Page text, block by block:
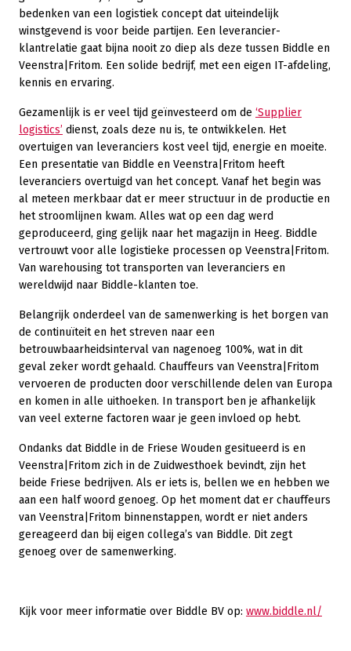
bedenken van een logistiek concept dat uiteindelijk
winstgevend is voor beide partijen. Een leverancier-
klantrelatie gaat bijna nooit zo diep als deze tussen Biddle en
Veenstra|Fritom. Een solide bedrijf, met een eigen IT-afdeling,
kennis en ervaring.
Gezamenlijk is er veel tijd geïnvesteerd om de ‘Supplier
logistics’ dienst, zoals deze nu is, te ontwikkelen. Het
overtuigen van leveranciers kost veel tijd, energie en moeite.
Een presentatie van Biddle en Veenstra|Fritom heeft
leveranciers overtuigd van het concept. Vanaf het begin was
al meteen merkbaar dat er meer structuur in de productie en
het stroomlijnen kwam. Alles wat op een dag werd
geproduceerd, ging gelijk naar het magazijn in Heeg. Biddle
vertrouwt voor alle logistieke processen op Veenstra|Fritom.
Van warehousing tot transporten van leveranciers en
wereldwijd naar Biddle-klanten toe.
Belangrijk onderdeel van de samenwerking is het borgen van
de continuïteit en het streven naar een
betrouwbaarheidsinterval van nagenoeg 100%, wat in dit
geval zeker wordt gehaald. Chauffeurs van Veenstra|Fritom
vervoeren de producten door verschillende delen van Europa
en komen in alle uithoeken. In transport ben je afhankelijk
van veel externe factoren waar je geen invloed op hebt.
Ondanks dat Biddle in de Friese Wouden gesitueerd is en
Veenstra|Fritom zich in de Zuidwesthoek bevindt, zijn het
beide Friese bedrijven. Als er iets is, bellen we en hebben we
aan een half woord genoeg. Op het moment dat er chauffeurs
van Veenstra|Fritom binnenstappen, wordt er niet anders
gereageerd dan bij eigen collega’s van Biddle. Dit zegt
genoeg over de samenwerking.
Kijk voor meer informatie over Biddle BV op: www.biddle.nl/